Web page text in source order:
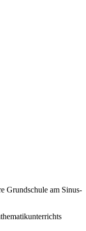
Grundschule am Sinus-